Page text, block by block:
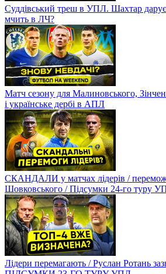
Суддівський треш в УПЛ. Шахтар
мчить в ЛЧ?
Матч сезону для Малиновського,
і українське дербі в АПЛ
СКАНДАЛИ у матчах лідерів /
Шовковського / Підсумки 24-го туру
Лідери перемагають / Руслан Ротань